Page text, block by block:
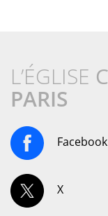
L’ÉGLISE
PARIS
Facebook
X